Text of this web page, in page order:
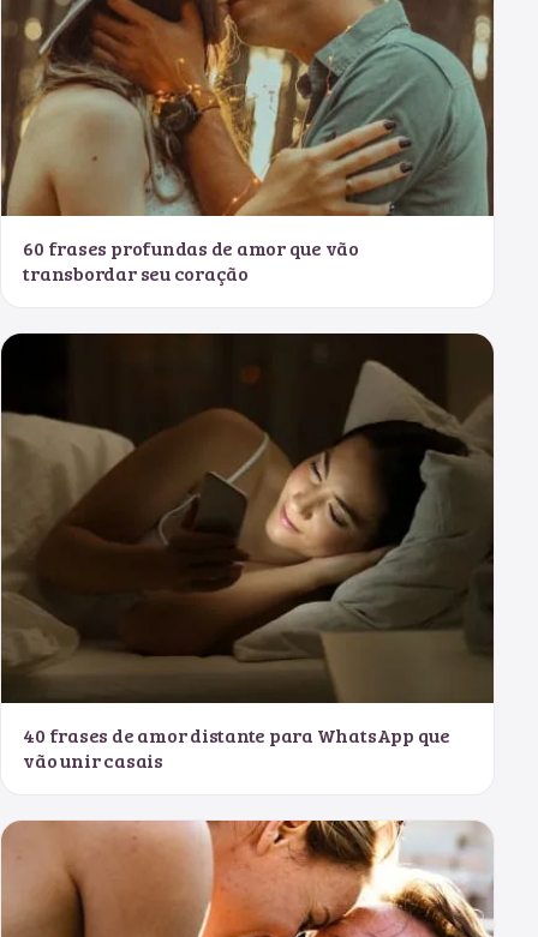
60 frases profundas de amor que vão
transbordar seu coração
40 frases de amor distante para WhatsApp que
vão unir casais